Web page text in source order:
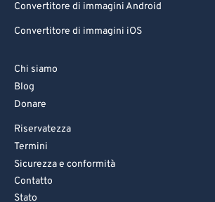
Convertitore di immagini Android
Convertitore di immagini iOS
Chi siamo
Blog
Donare
Riservatezza
Termini
Sicurezza e conformità
Contatto
Stato